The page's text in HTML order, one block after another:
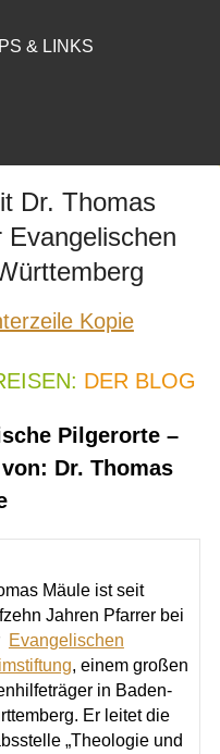
& LINKS
Dr. Thomas
DER BLOG
Pilgerorte –
Dr. Thomas
Mäule ist seit
Jahren Pfarrer bei
Evangelischen
, einem großen
in Baden-
Er leitet die
„Theologie und